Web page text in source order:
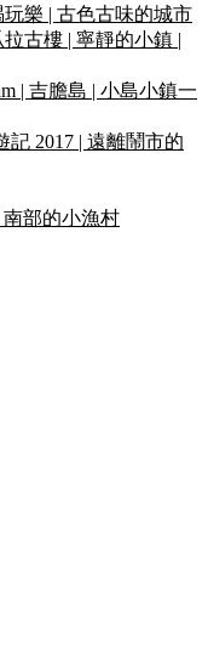
玩樂 | 古色古味的城市
拉古樓 | 寧靜的小鎮 |
| 吉膽島 | 小島小鎮一
記 2017 | 遠離鬧市的
南部的小漁村